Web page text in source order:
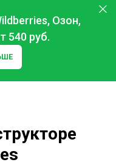
Озон,
540 руб.